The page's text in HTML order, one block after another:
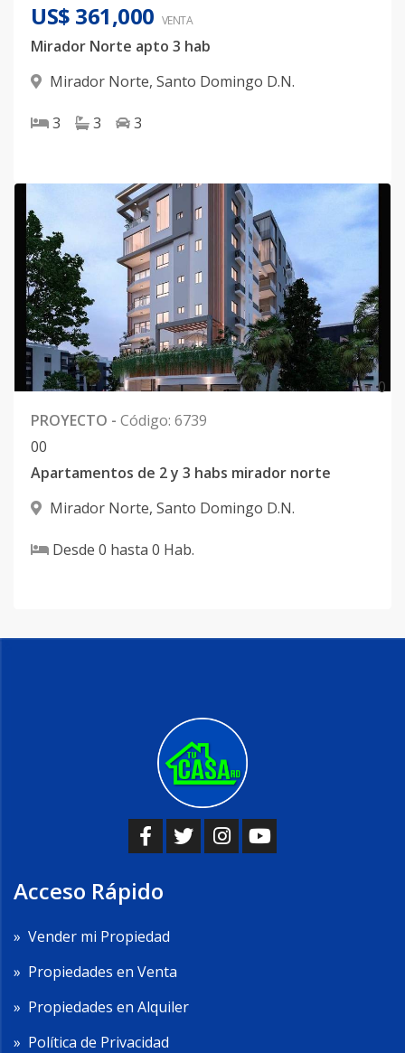
US$ 361,000 VENTA
Mirador Norte apto 3 hab
Mirador Norte, Santo Domingo D.N.
3 3 3
0
PROYECTO - Código: 6739
00
Apartamentos de 2 y 3 habs mirador norte
Mirador Norte, Santo Domingo D.N.
Desde 0 hasta 0 Hab.
Acceso Rápido
» Vender mi Propiedad
» Propiedades en Venta
» Propiedades en Alquiler
» Política de Privacidad